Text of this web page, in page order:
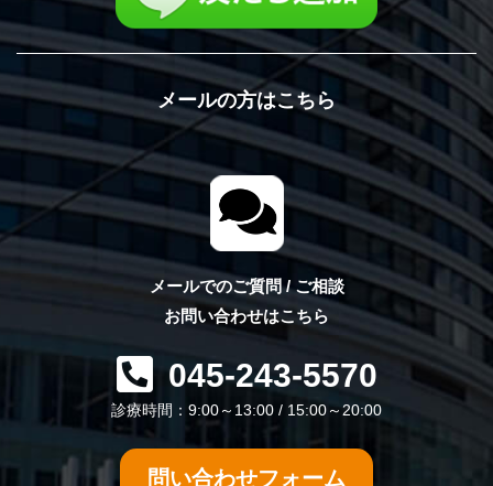
メールの方はこちら
メールでのご質問 / ご相談
お問い合わせはこちら
045-243-5570
診療時間：9:00～13:00 / 15:00～20:00
問い合わせフォーム